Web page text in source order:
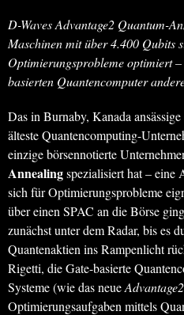
D-Waves Advantage2 Quantum-
Maschinen mit über 4.400 Qubits
Optimierungsprobleme optimiert
basierten Quantencomputer
Das in Burnaby, Kanada
älteste Quantencomputing-
einzige börsennotierte
Annealingspezialisiert hat – eine
sich für Optimierungsprobleme
über einen SPAC an die Börse
zunächst unter dem Radar, bis es
Quantenaktien ins Rampenlicht
Rigetti, die Gate-basierte
Systeme (wie das neueAdvantage2
Optimierungsaufgaben mittels